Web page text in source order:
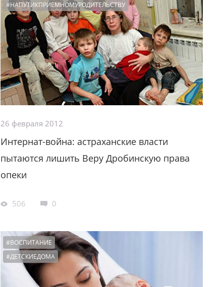
#НАПУТИКПРИЕМНОМУРОДИТЕЛЬСТВУ
26 февраля 2012
Интернат-война: астраханские власти
пытаются лишить Веру Дробинскую права
опеки
506 0
#ВОСПИТАНИЕ
#ДЕТСКИЕДОМА